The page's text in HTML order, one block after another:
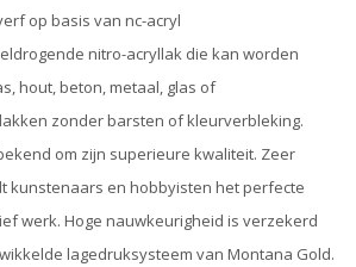
op basis van nc-acryl
nitro-acryllak die kan worden
hout, beton, metaal, glas of
zonder barsten of kleurverbleking.
om zijn superieure kwaliteit. Zeer
kunstenaars en hobbyisten het perfecte
werk. Hoge nauwkeurigheid is verzekerd
lagedruksysteem van Montana Gold.